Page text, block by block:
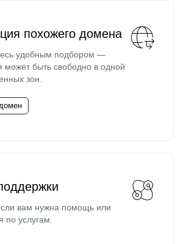
похожего домена
удобным подбором —
может быть свободно в одной
зон.
вам нужна помощь или
по услугам.